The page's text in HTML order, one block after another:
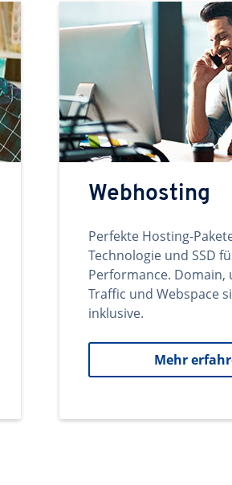
Webhosting
Perfekte Hosting-
Technologie und SSD
Performance. Domain,
Traffic und Webspace
inklusive.
Mehr